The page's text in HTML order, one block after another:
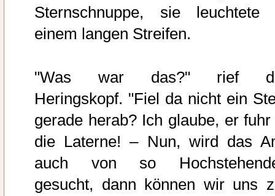
Sternschnuppe, sie leuchtete
einem langen Streifen.
"Was war das?" rief
Heringskopf. "Fiel da nicht ein
gerade herab? Ich glaube, er fuhr
die Laterne! – Nun, wird das
auch von so
gesucht, dann können wir uns